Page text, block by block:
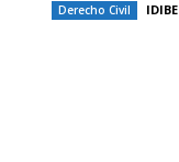
Derecho Civil IDIBE